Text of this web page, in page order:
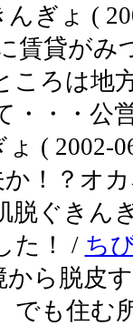
ぎょ (
賃貸がみ
ころは地
・・・公
( 2002-
か！？オ
ぐきん
た！ / ち
ら脱皮
でも住む